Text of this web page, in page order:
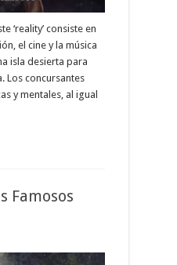
‘reality’ consiste en
el cine y la música
isla desierta para
Los concursantes
y mentales, al igual
Famosos